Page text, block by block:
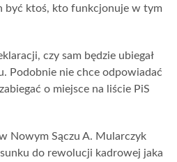
być ktoś, kto funkcjonuje w tym
czy sam będzie ubiegał
Podobnie nie chce odpowiadać
o miejsce na liście PiS
Nowym Sączu A. Mularczyk
do rewolucji kadrowej jaka